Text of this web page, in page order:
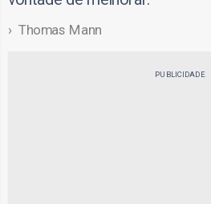
Thomas Mann
PUBLICIDADE